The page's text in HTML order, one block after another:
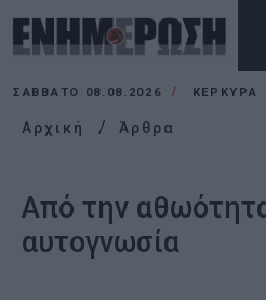
ΣΆΒΒΑΤΟ 08.08.2026 ΚΕΡΚΥΡΑ
Αρχική Άρθρα
Από την
αυτογνωσία